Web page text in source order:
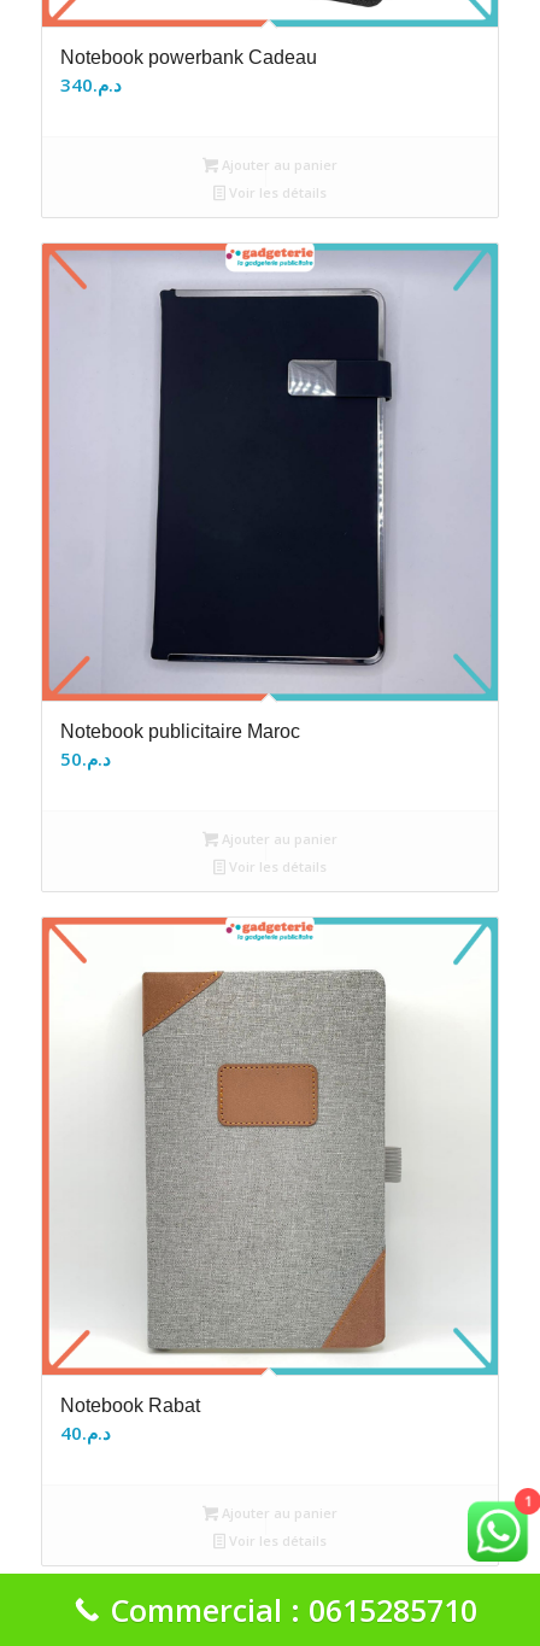
Notebook powerbank Cadeau
د.م.340
Ajouter au panier
Voir les détails
Notebook publicitaire Maroc
د.م.50
Ajouter au panier
Voir les détails
Notebook Rabat
د.م.40
Ajouter au panier
Voir les détails
1
Commercial : 0615285710